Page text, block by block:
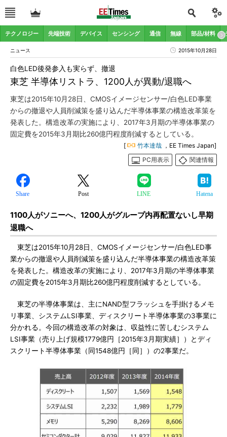
テクノロジー 先端技術 デバイス センシング 通信 無線 部品/材料
ニュース 2015年10月28日
東芝 半導体リストラ、1200人が異動/退職へ
白色LED後発参入も実らず、撤退
東芝は2015年10月28日、CMOSイメージセンサー/白色LED事業
からの撤退や人員削減策を盛り込んだ半導体事業の構造改革策を
発表した。構造改革の実施により、2017年3月期の半導体事業の
固定費を2015年3月期比260億円程度削減するとしている。
[ 竹本達哉 ，EE Times Japan]
PC用表示
関連情報
Share Post LINE Hatena
1100人がソニーへ、1200人がグループ内再配置ないし早期
退職へ
東芝は2015年10月28日、CMOSイメージセンサー/白色LED事
業からの撤退や人員削減策を盛り込んだ半導体事業の構造改革策
を発表した。構造改革の実施により、2017年3月期の半導体事業
の固定費を2015年3月期比260億円程度削減するとしている。
東芝の半導体事業は、主にNAND型フラッシュを手掛けるメモ
リ事業、システムLSI事業、ディスクリート半導体事業の3事業に
分かれる。今回の構造改革の対象は、収益性に苦しむシステム
LSI事業（売り上げ規模1779億円［2015年3月期実績］）とディ
スクリート半導体事業（同1548億円［同］）の2事業だ。